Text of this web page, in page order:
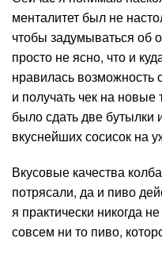
менталитет был не
чтобы задумываться об
просто не ясно, что и
нравилась возможность
и получать чек на
было сдать две бутылки
вкуснейших сосисок на
Вкусовые качества
потрясали, да и пиво
я практически никогда
совсем ни то пиво,